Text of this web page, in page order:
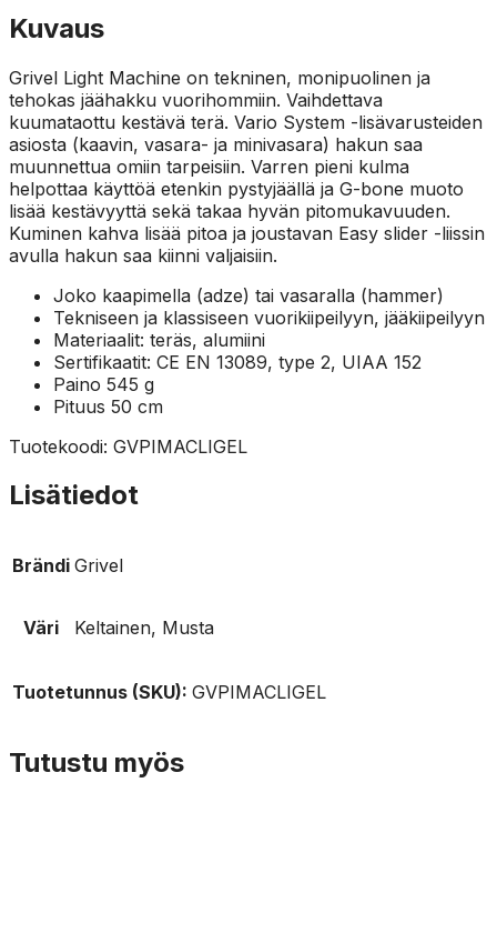
Kuvaus
Grivel Light Machine on tekninen, monipuolinen ja
tehokas jäähakku vuorihommiin. Vaihdettava
kuumataottu kestävä terä. Vario System -lisävarusteiden
asiosta (kaavin, vasara- ja minivasara) hakun saa
muunnettua omiin tarpeisiin. Varren pieni kulma
helpottaa käyttöä etenkin pystyjäällä ja G-bone muoto
lisää kestävyyttä sekä takaa hyvän pitomukavuuden.
Kuminen kahva lisää pitoa ja joustavan Easy slider -liissin
avulla hakun saa kiinni valjaisiin.
Joko kaapimella (adze) tai vasaralla (hammer)
Tekniseen ja klassiseen vuorikiipeilyyn, jääkiipeilyyn
Materiaalit: teräs, alumiini
Sertifikaatit: CE EN 13089, type 2, UIAA 152
Paino 545 g
Pituus 50 cm
Tuotekoodi: GVPIMACLIGEL
Lisätiedot
Brändi Grivel
Väri Keltainen, Musta
Tuotetunnus (SKU): GVPIMACLIGEL
Tutustu myös